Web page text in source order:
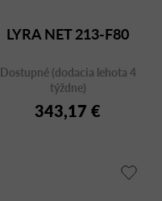
LYRA NET 213-F80
Dostupné (dodacia lehota 4
týždne)
343,17 €